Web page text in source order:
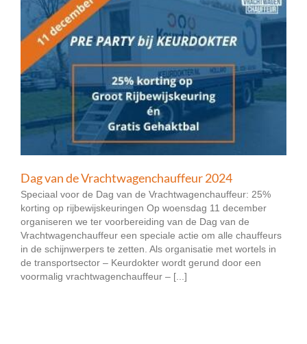
Dag van de Vrachtwagenchauffeur 2024
Speciaal voor de Dag van de Vrachtwagenchauffeur: 25%
korting op rijbewijskeuringen Op woensdag 11 december
organiseren we ter voorbereiding van de Dag van de
Vrachtwagenchauffeur een speciale actie om alle chauffeurs
in de schijnwerpers te zetten. Als organisatie met wortels in
de transportsector – Keurdokter wordt gerund door een
voormalig vrachtwagenchauffeur – [...]